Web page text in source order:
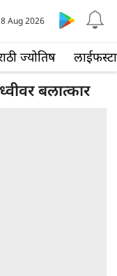
ज्योतिष
Aug 2026
बलात्कार